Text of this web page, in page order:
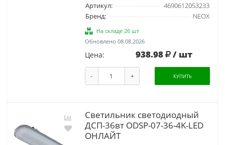
Артикул:
4690612053233
Бренд:
NEOX
На складе 26 шт
Обновлено 08.08.2026
Цена: 938.98 / шт
- + КУПИТЬ
Светильник светодиодный
ДСП-36вт ODSP-07-36-4K-LED
ОНЛАЙТ